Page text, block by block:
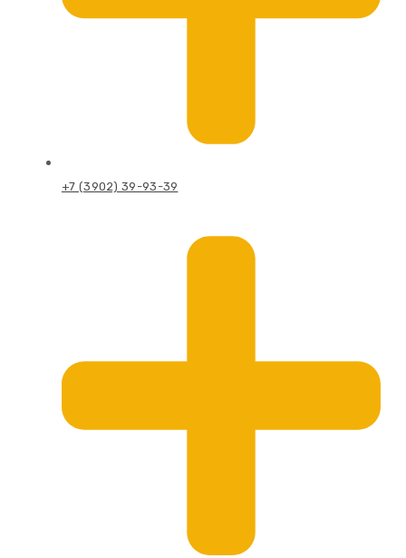
+7 (3902) 39-93-39